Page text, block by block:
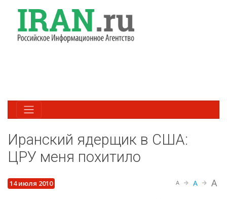
Иранский ядерщик в США:
ЦРУ меня похитило
14 июля 2010 A A A